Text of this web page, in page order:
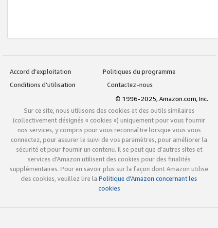
Accord d’exploitation
Politiques du programme
Conditions d’utilisation
Contactez-nous
© 1996-2025, Amazon.com, Inc.
Sur ce site, nous utilisons des cookies et des outils similaires
(collectivement désignés « cookies ») uniquement pour vous fournir
nos services, y compris pour vous reconnaître lorsque vous vous
connectez, pour assurer le suivi de vos paramètres, pour améliorer la
sécurité et pour fournir un contenu. Il se peut que d’autres sites et
services d’Amazon utilisent des cookies pour des finalités
supplémentaires. Pour en savoir plus sur la façon dont Amazon utilise
des cookies, veuillez lire la Politique d’Amazon concernant les
cookies